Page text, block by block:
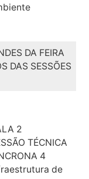
DA FEIRA
DAS SESSÕES
2
TÉCNICA
4
de